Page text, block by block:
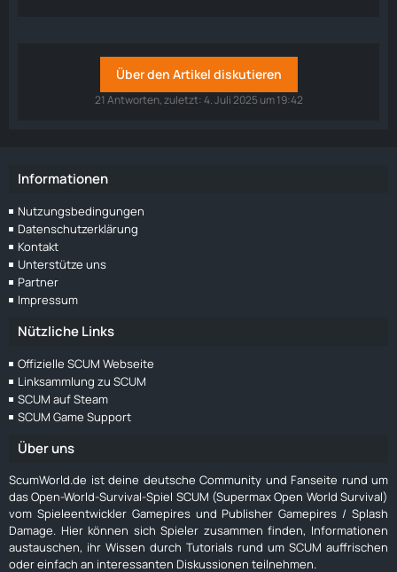
Über den Artikel diskutieren
21 Antworten, zuletzt:4. Juli 2025 um 19:42
Informationen
Nutzungsbedingungen
Datenschutzerklärung
Kontakt
Unterstütze uns
Partner
Impressum
Nützliche Links
Offizielle SCUM Webseite
Linksammlung zu SCUM
SCUM auf Steam
SCUM Game Support
Über uns
ScumWorld.de ist deine deutsche Community und Fanseite rund um
das Open-World-Survival-Spiel SCUM (Supermax Open World Survival)
vom Spieleentwickler Gamepires und Publisher Gamepires / Splash
Damage. Hier können sich Spieler zusammen finden, Informationen
austauschen, ihr Wissen durch Tutorials rund um SCUM auffrischen
oder einfach an interessanten Diskussionen teilnehmen.